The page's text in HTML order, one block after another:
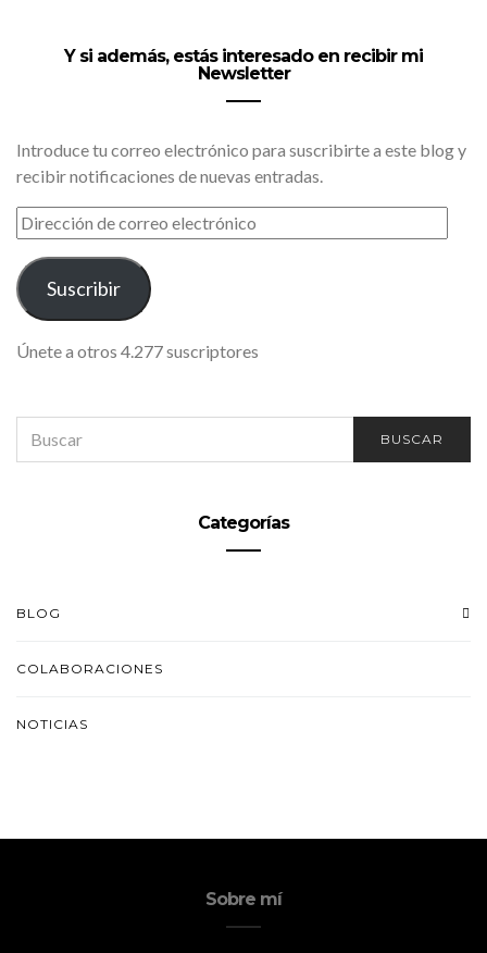
Y si además, estás interesado en recibir mi
Newsletter
Introduce tu correo electrónico para suscribirte a este blog y
recibir notificaciones de nuevas entradas.
DIRECCIÓN
DE
CORREO
ELECTRÓNICO
Suscribir
Únete a otros 4.277 suscriptores
FOR:
BUSCAR
Categorías
BLOG
COLABORACIONES
NOTICIAS
Sobre mí